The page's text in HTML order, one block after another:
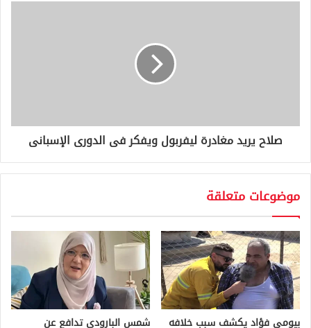
صلاح يريد مغادرة ليفربول ويفكر فى الدورى الإسبانى
موضوعات متعلقة
بيومي فؤاد يكشف سبب خلافه شمس البارودي تدافع عن